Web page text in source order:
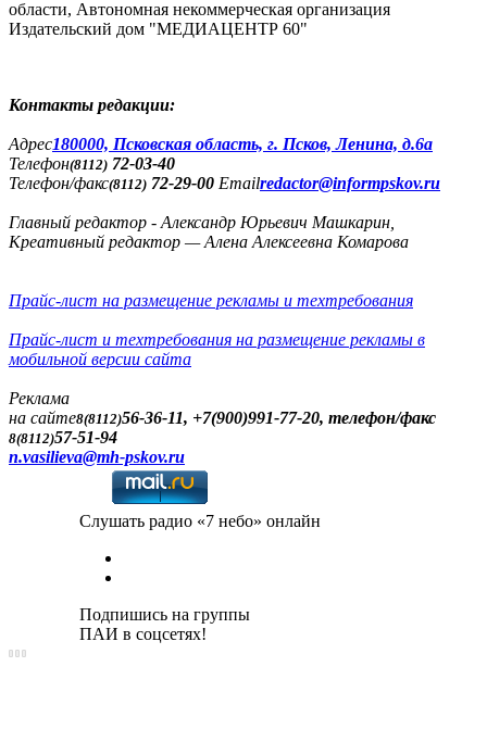
области, Автономная некоммерческая организация
Издательский дом "МЕДИАЦЕНТР 60"
Контакты редакции:
Адреc180000, Псковская область, г. Псков, Ленина, д.6а
Телефон(8112) 72-03-40
Телефон/факс(8112) 72-29-00 Emailredactor@informpskov.ru
Главный редактор - Александр Юрьевич Машкарин,
Креативный редактор — Алена Алексеевна Комарова
Прайс-лист на размещение рекламы и техтребования
Прайс-лист и техтребования на размещение рекламы в
мобильной версии сайта
Реклама
на сайте8(8112)56-36-11, +7(900)991-77-20, телефон/факс
8(8112)57-51-94
n.vasilieva@mh-pskov.ru
Слушать радио «7 небо» онлайн
Подпишись на группы
ПАИ в соцсетях!